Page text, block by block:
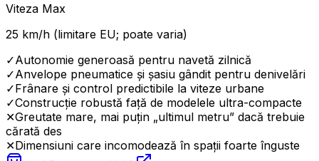
Viteza Max
25 km/h (limitare EU; poate varia)
✓Autonomie generoasă pentru navetă zilnică
✓Anvelope pneumatice și șasiu gândit pentru denivelări
✓Frânare și control predictibile la viteze urbane
✓Construcție robustă față de modelele ultra-compacte
✕Greutate mare, mai puțin „ultimul metru” dacă trebuie
cărată des
✕Dimensiuni care incomodează în spații foarte înguste